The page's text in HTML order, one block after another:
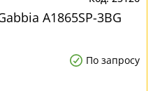
A1865SP-3BG
По запросу